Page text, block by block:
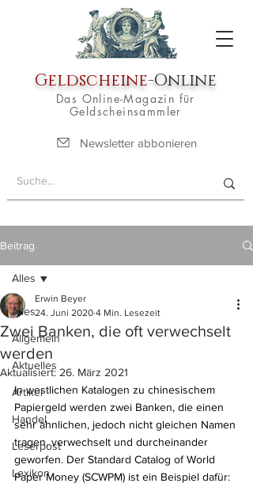
Geldscheine-Online
Das Online-Magazin für
Geldscheinsammler
Newsletter abbonieren
Beitrag
Alles
Allgemein
Aktuelles
Artikel
Handel
Leserpost
Lexikon
Alles
Zwei Banken, die oft verwechselt
werden
Erwin Beyer
24. Juni 2020 4 Min. Lesezeit
Aktualisiert: 26. März 2021
In westlichen Katalogen zu chinesischem
Papiergeld werden zwei Banken, die einen
sehr ähnlichen, jedoch nicht gleichen Namen
tragen, verwechselt und durcheinander
geworfen. Der Standard Catalog of World
Paper Money (SCWPM) ist ein Beispiel dafür: